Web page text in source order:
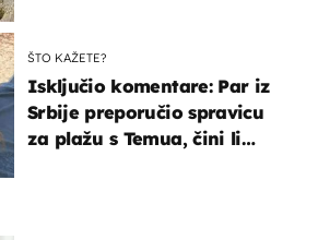
ŠTO KAŽETE?
Isključio komentare: Par iz
Srbije preporučio spravicu
za plažu s Temua, čini li